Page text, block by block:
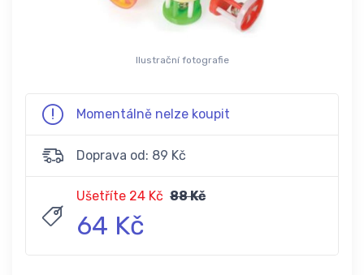
Ilustrační fotografie
Momentálně nelze koupit
Doprava od: 89 Kč
Ušetříte 24 Kč 88 Kč
64 Kč